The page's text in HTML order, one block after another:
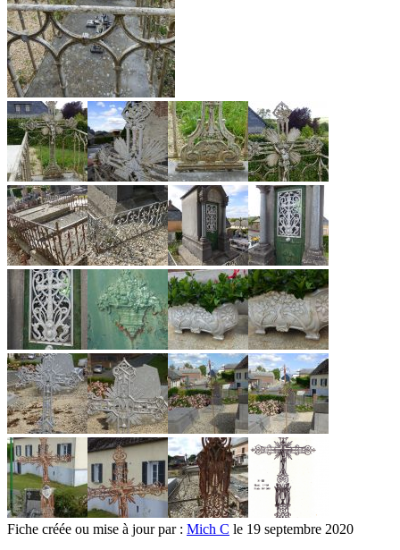
Fiche créée ou mise à jour par : Mich C le 19 septembre 2020